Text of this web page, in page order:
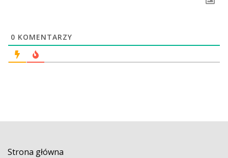
0 KOMENTARZY
Strona główna